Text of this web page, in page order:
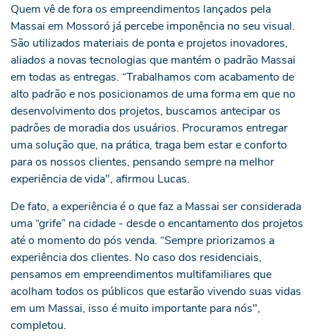
Quem vê de fora os empreendimentos lançados pela
Massai em Mossoró já percebe imponência no seu visual.
São utilizados materiais de ponta e projetos inovadores,
aliados a novas tecnologias que mantém o padrão Massai
em todas as entregas. “Trabalhamos com acabamento de
alto padrão e nos posicionamos de uma forma em que no
desenvolvimento dos projetos, buscamos antecipar os
padrões de moradia dos usuários. Procuramos entregar
uma solução que, na prática, traga bem estar e conforto
para os nossos clientes, pensando sempre na melhor
experiência de vida", afirmou Lucas.
De fato, a experiência é o que faz a Massai ser considerada
uma “grife” na cidade - desde o encantamento dos projetos
até o momento do pós venda. “Sempre priorizamos a
experiência dos clientes. No caso dos residenciais,
pensamos em empreendimentos multifamiliares que
acolham todos os públicos que estarão vivendo suas vidas
em um Massai, isso é muito importante para nós",
completou.